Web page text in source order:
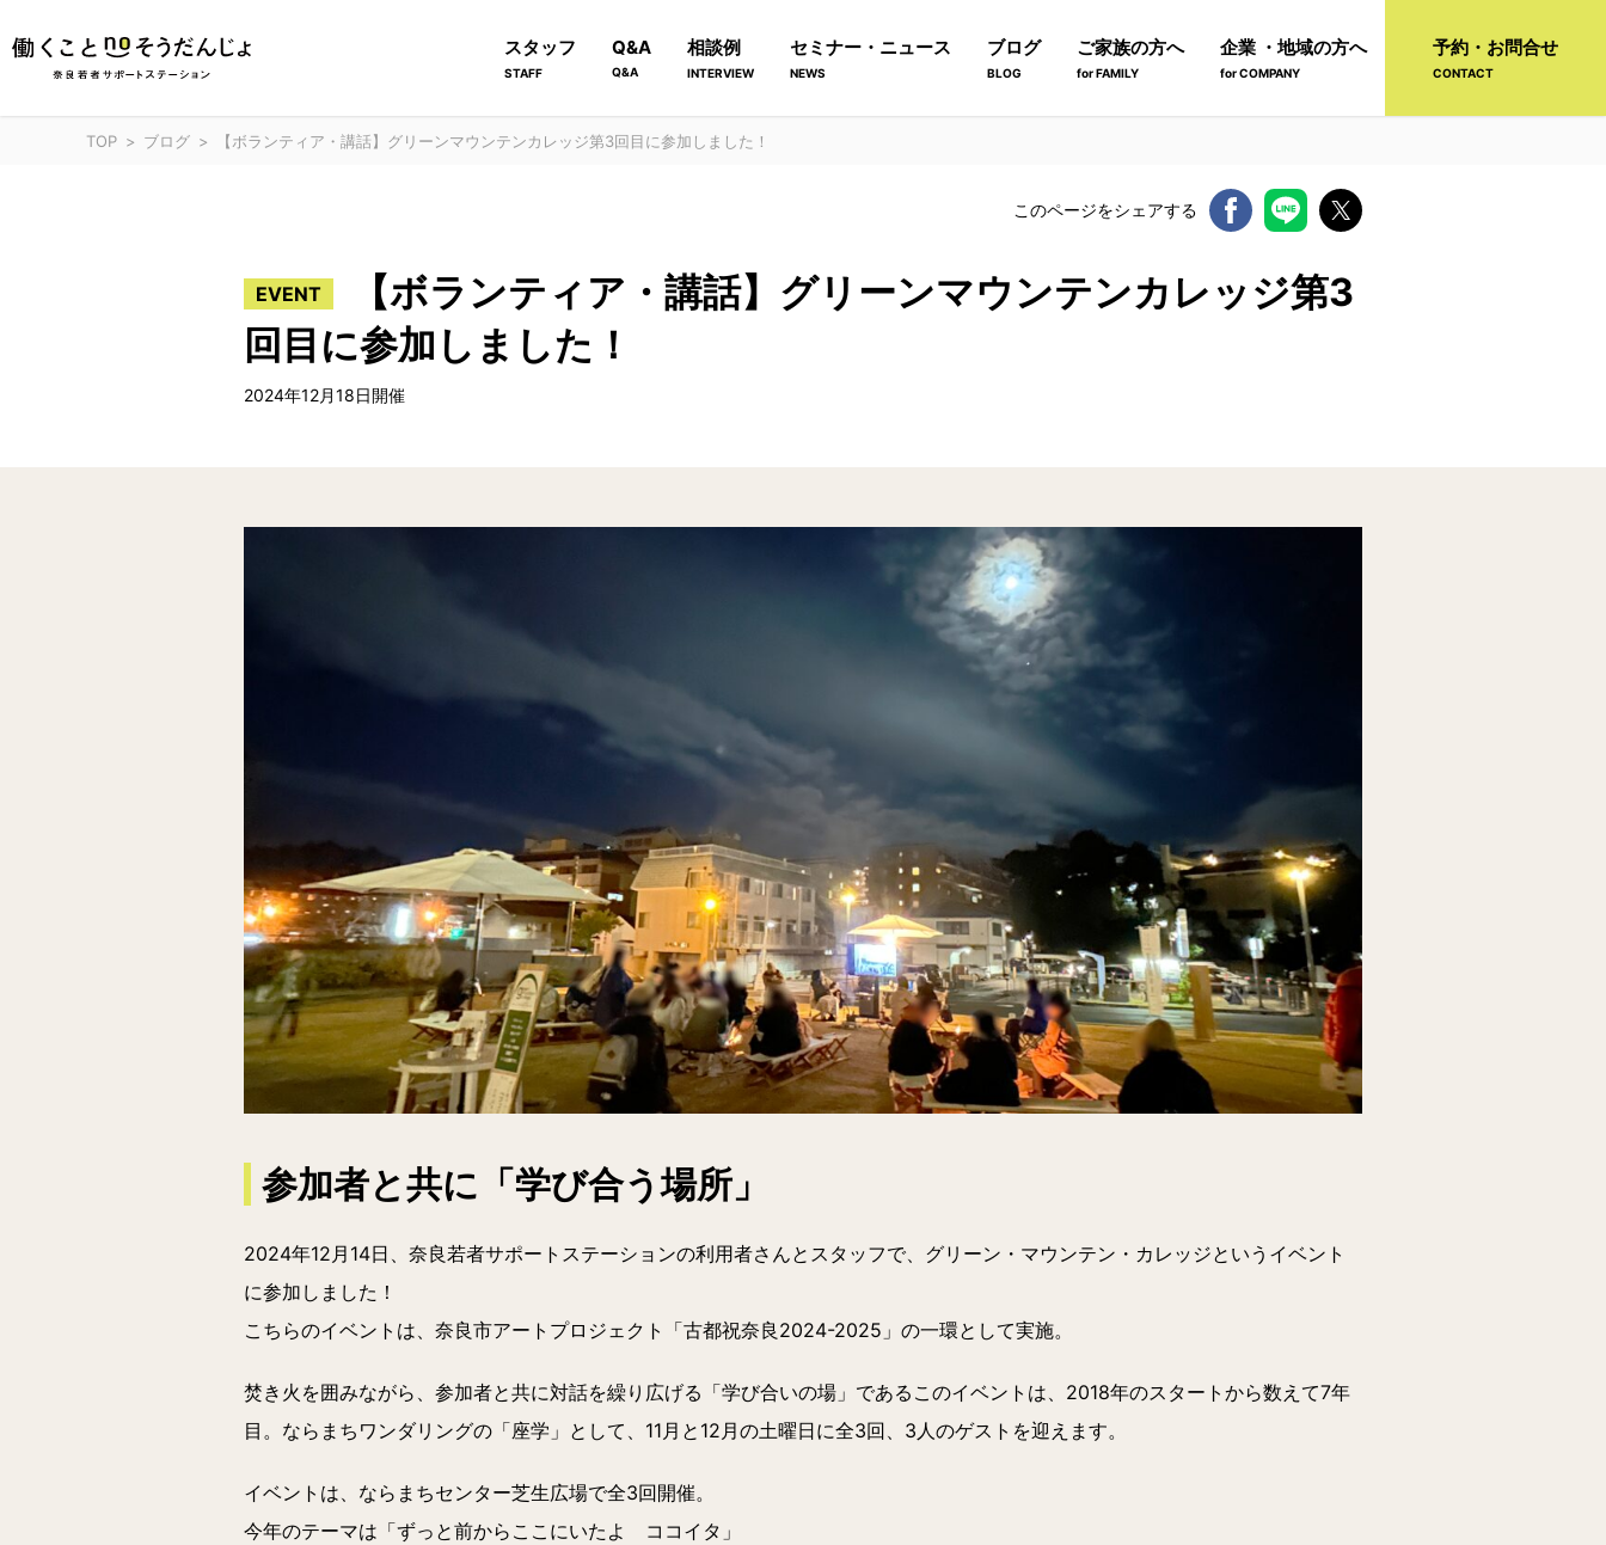
スタッフ
STAFF
Q&A
Q&A
相談例
INTERVIEW
セミナー・ニュース
NEWS
ブログ
BLOG
ご家族の方へ
for FAMILY
企業 ・地域の方へ
for COMPANY
予約・お問合せ
CONTACT
TOP ブログ 【ボランティア・講話】グリーンマウンテンカレッジ第3回目に参加しました！
このページをシェアする
EVENT
【ボランティア・講話】グリーンマウンテンカレッジ第3
回目に参加しました！
2024年12月18日開催
参加者と共に「学び合う場所」
2024年12月14日、奈良若者サポートステーションの利用者さんとスタッフで、グリーン・マウンテン・カレッジというイベント
に参加しました！
こちらのイベントは、奈良市アートプロジェクト「古都祝奈良2024-2025」の一環として実施。
焚き火を囲みながら、参加者と共に対話を繰り広げる「学び合いの場」であるこのイベントは、2018年のスタートから数えて7年
目。ならまちワンダリングの「座学」として、11月と12月の土曜日に全3回、3人のゲストを迎えます。
イベントは、ならまちセンター芝生広場で全3回開催。
今年のテーマは「ずっと前からここにいたよ ココイタ」